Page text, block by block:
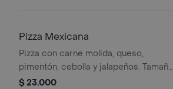
Pizza Mexicana
Pizza con carne molida, queso,
pimentón, cebolla y jalapeños. Tamaño
a elegir.
$ 23.000